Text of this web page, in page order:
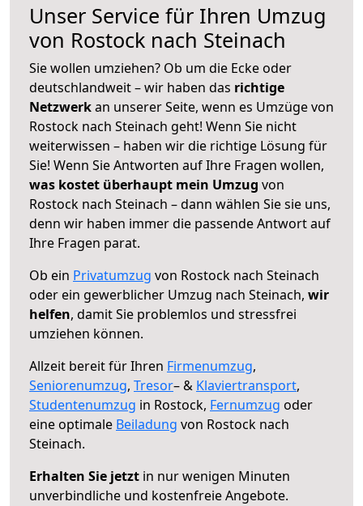
Unser Service für Ihren Umzug
von Rostock nach Steinach
Sie wollen umziehen? Ob um die Ecke oder
deutschlandweit – wir haben das richtige
Netzwerkan unserer Seite, wenn es Umzüge von
Rostock nach Steinach geht! Wenn Sie nicht
weiterwissen – haben wir die richtige Lösung für
Sie! Wenn Sie Antworten auf Ihre Fragen wollen,
was kostet überhaupt mein Umzug von
Rostock nach Steinach – dann wählen Sie sie uns,
denn wir haben immer die passende Antwort auf
Ihre Fragen parat.
Ob ein Privatumzug von Rostock nach Steinach
oder ein gewerblicher Umzug nach Steinach, wir
helfen, damit Sie problemlos und stressfrei
umziehen können.
Allzeit bereit für Ihren Firmenumzug,
Seniorenumzug, Tresor– & Klaviertransport,
Studentenumzug in Rostock, Fernumzug oder
eine optimale Beiladung von Rostock nach
Steinach.
Erhalten Sie jetzt in nur wenigen Minuten
unverbindliche und kostenfreie Angebote.